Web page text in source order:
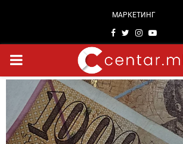
МАРКЕТИНГ
Facebook
TwitterInstagram
Youtube
PRIMARY
MENU